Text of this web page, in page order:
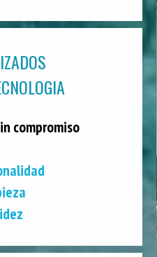
compromiso